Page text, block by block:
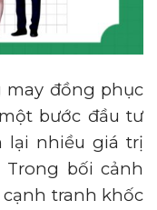
may đồng phục
bước đầu tư
lại nhiều giá trị
bối cảnh
tranh khốc